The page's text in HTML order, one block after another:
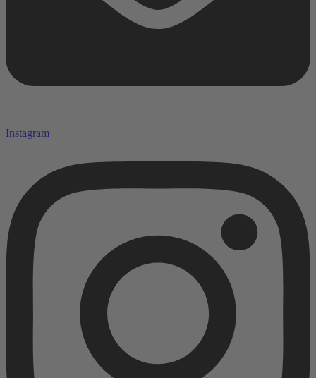
Instagram